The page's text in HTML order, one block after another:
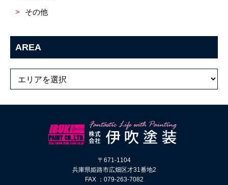
その他
AREA
〒671-1104
兵庫県姫路市広畑区才31番地2
FAX ：079-263-7082